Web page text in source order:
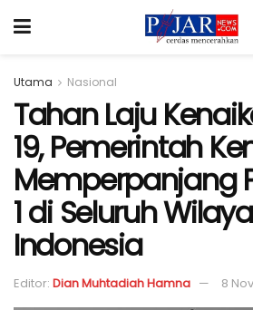
Utama Nasional
Tahan Laju
19, Pemerintah
Memperpanjang
1 di Seluruh
Indonesia
Editor: Dian Muhtadiah Hamna 8